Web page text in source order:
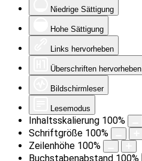
Niedrige Sättigung
Hohe Sättigung
Links hervorheben
Überschriften hervorheben
Bildschirmleser
Lesemodus
Inhaltsskalierung 100%
Schriftgröße 100%
Zeilenhöhe 100%
Buchstabenabstand 100%